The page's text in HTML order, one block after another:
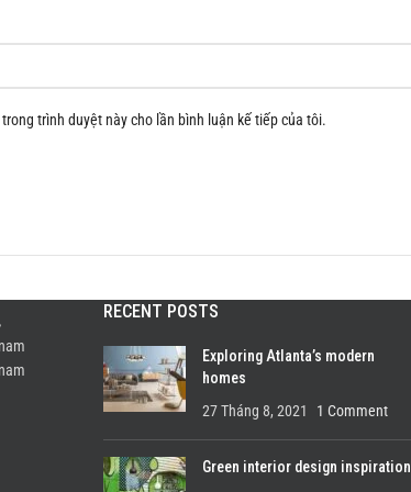
trình duyệt này cho lần bình luận kế tiếp của tôi.
RECENT POSTS
Exploring Atlanta’s modern
homes
27 Tháng 8, 2021
1 Comment
Green interior design inspiration